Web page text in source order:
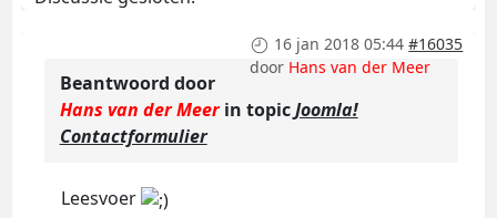
16 jan 2018 05:44 #16035
door Hans van der Meer
Beantwoord door
Hans van der Meerin topicJoomla!
Contactformulier
Leesvoer